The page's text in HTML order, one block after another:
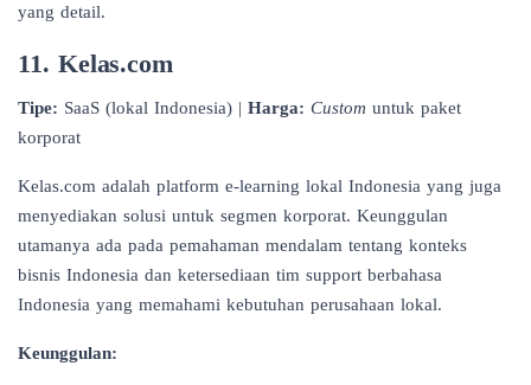
yang detail.
11. Kelas.com
Tipe: SaaS (lokal Indonesia) | Harga: Custom untuk paket
korporat
Kelas.com adalah platform e-learning lokal Indonesia yang juga
menyediakan solusi untuk segmen korporat. Keunggulan
utamanya ada pada pemahaman mendalam tentang konteks
bisnis Indonesia dan ketersediaan tim support berbahasa
Indonesia yang memahami kebutuhan perusahaan lokal.
Keunggulan: